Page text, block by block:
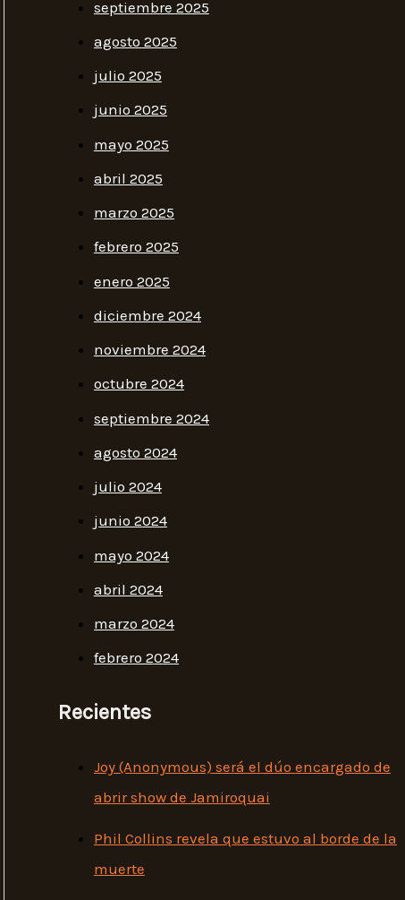
septiembre 2025
agosto 2025
julio 2025
junio 2025
mayo 2025
abril 2025
marzo 2025
febrero 2025
enero 2025
diciembre 2024
noviembre 2024
octubre 2024
septiembre 2024
agosto 2024
julio 2024
junio 2024
mayo 2024
abril 2024
marzo 2024
febrero 2024
Recientes
Joy (Anonymous) será el dúo encargado de
abrir show de Jamiroquai
Phil Collins revela que estuvo al borde de la
muerte